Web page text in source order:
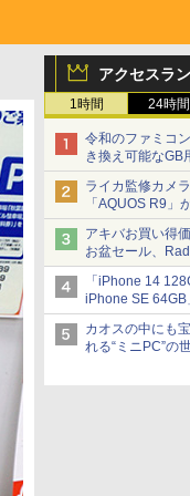
アクセスラ
1時間 24時間
令和のファミコ
き換え可能なGB
ム」
ライカ監修カメ
「AQUOS R9」
アキバお買い得
お盆セール、
円、水平周波数
9,801円、暑さ
「iPhone 14
iPhone SE
セール
カオスの中にも
れる“ミニPC”の
仕様や特徴を整